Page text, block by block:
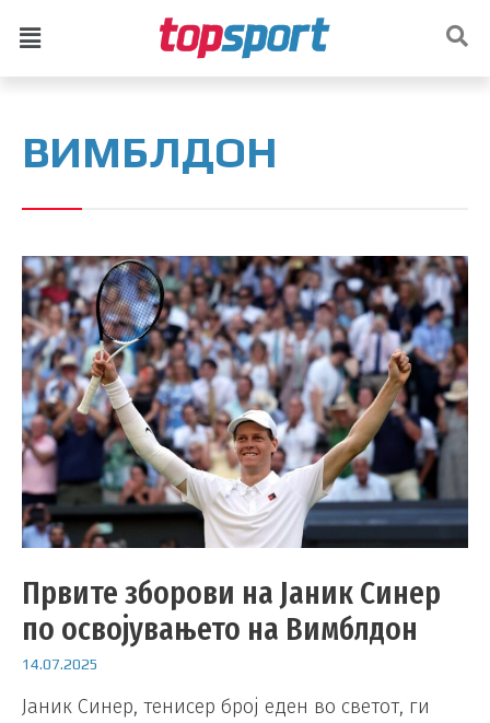
ВИМБЛДОН
Првите зборови на Јаник Синер
по освојувањето на Вимблдон
14.07.2025
Јаник Синер, тенисер број еден во светот, ги